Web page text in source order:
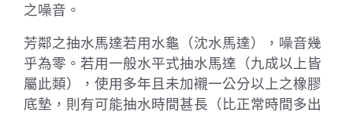
之噪音。
芳鄰之抽水馬達若用水龜（沈水馬達），噪音幾
乎為零。若用一般水平式抽水馬達（九成以上皆
屬此類），使用多年且未加襯一公分以上之橡膠
底墊，則有可能抽水時間甚長（比正常時間多出